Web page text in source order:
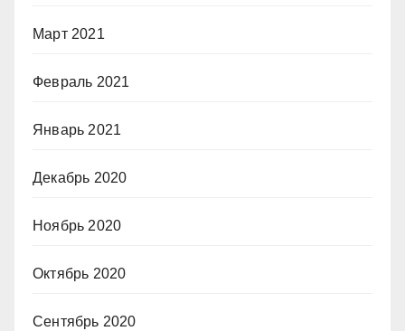
Март 2021
Февраль 2021
Январь 2021
Декабрь 2020
Ноябрь 2020
Октябрь 2020
Сентябрь 2020